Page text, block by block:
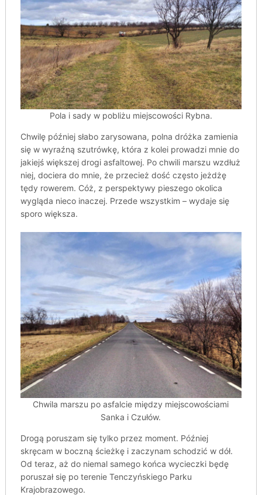
Pola i sady w pobliżu miejscowości Rybna.
Chwilę później słabo zarysowana, polna dróżka zamienia
się w wyraźną szutrówkę, która z kolei prowadzi mnie do
jakiejś większej drogi asfaltowej. Po chwili marszu wzdłuż
niej, dociera do mnie, że przecież dość często jeżdżę
tędy rowerem. Cóż, z perspektywy pieszego okolica
wygląda nieco inaczej. Przede wszystkim – wydaje się
sporo większa.
Chwila marszu po asfalcie między miejscowościami
Sanka i Czułów.
Drogą poruszam się tylko przez moment. Później
skręcam w boczną ścieżkę i zaczynam schodzić w dół.
Od teraz, aż do niemal samego końca wycieczki będę
poruszał się po terenie Tenczyńskiego Parku
Krajobrazowego.